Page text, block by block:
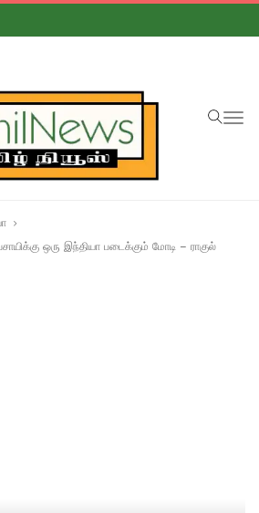
ஒரு இந்தியா படைக்கும் மோடி – ராகுல்